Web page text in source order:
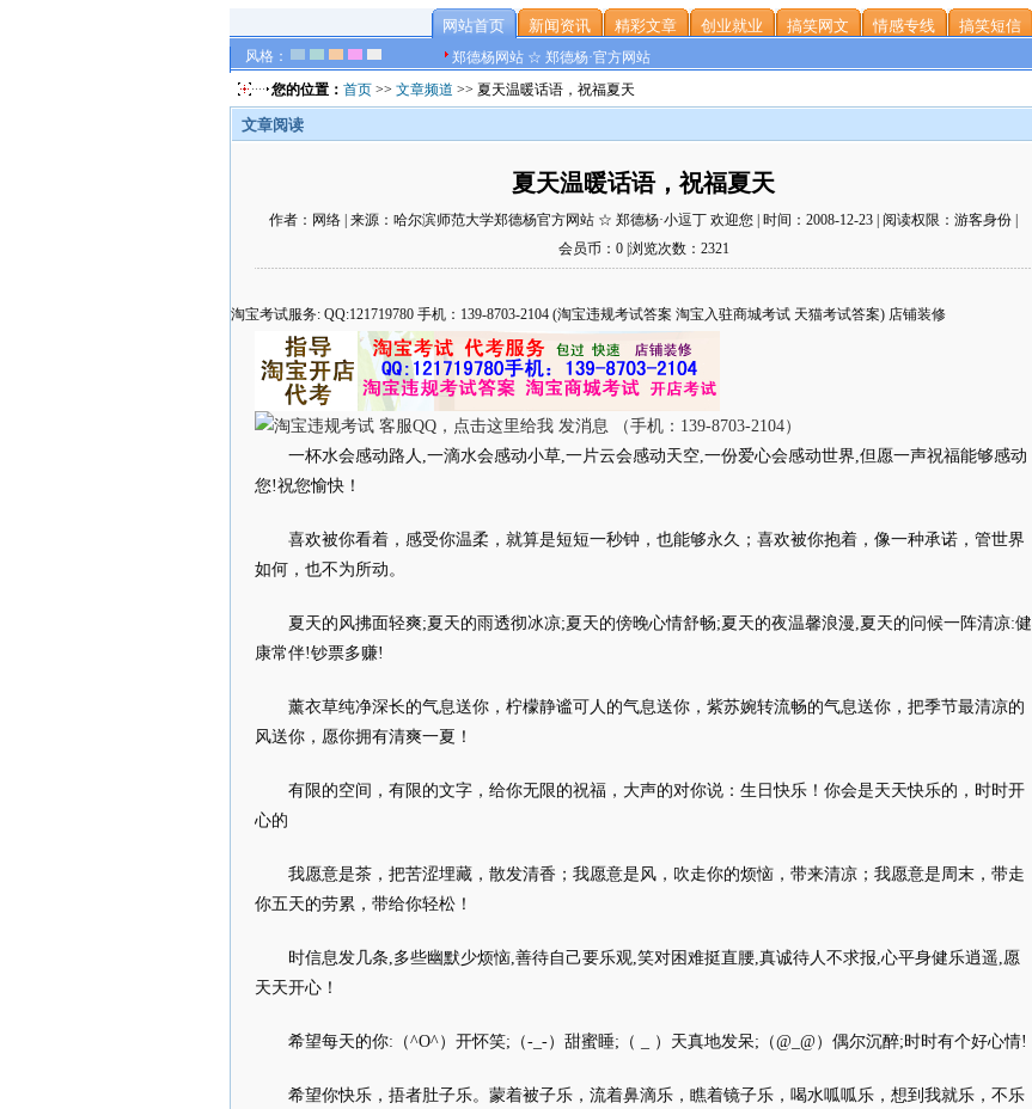
风格：
网站首页 新闻资讯 精彩文章 创业就业 搞笑网文 情感专线 搞笑短信
郑德杨网站 ☆ 郑德杨·官方网站
您的位置： 首页 >> 文章频道 >> 夏天温暖话语，祝福夏天
文章阅读
夏天温暖话语，祝福夏天
作者：网络 | 来源：哈尔滨师范大学郑德杨官方网站 ☆ 郑德杨·小逗丁 欢迎您 | 时间：2008-12-23 | 阅读权限：游客身份 |
会员币：0 |浏览次数：2321
淘宝考试服务: QQ:121719780 手机：139-8703-2104 (淘宝违规考试答案 淘宝入驻商城考试 天猫考试答案) 店铺装修
一杯水会感动路人,一滴水会感动小草,一片云会感动天空,一份爱心会感动世界,但愿一声祝福能够感动
您!祝您愉快！
喜欢被你看着，感受你温柔，就算是短短一秒钟，也能够永久；喜欢被你抱着，像一种承诺，管世界
如何，也不为所动。
夏天的风拂面轻爽;夏天的雨透彻冰凉;夏天的傍晚心情舒畅;夏天的夜温馨浪漫,夏天的问候一阵清凉:健
康常伴!钞票多赚!
薰衣草纯净深长的气息送你，柠檬静谧可人的气息送你，紫苏婉转流畅的气息送你，把季节最清凉的
风送你，愿你拥有清爽一夏！
有限的空间，有限的文字，给你无限的祝福，大声的对你说：生日快乐！你会是天天快乐的，时时开
心的
我愿意是茶，把苦涩埋藏，散发清香；我愿意是风，吹走你的烦恼，带来清凉；我愿意是周末，带走
你五天的劳累，带给你轻松！
时信息发几条,多些幽默少烦恼,善待自己要乐观,笑对困难挺直腰,真诚待人不求报,心平身健乐逍遥,愿
天天开心！
希望每天的你:（^O^）开怀笑;（-_-）甜蜜睡;（ _ ）天真地发呆;（@_@）偶尔沉醉;时时有个好心情!
希望你快乐，捂者肚子乐。蒙着被子乐，流着鼻滴乐，瞧着镜子乐，喝水呱呱乐，想到我就乐，不乐